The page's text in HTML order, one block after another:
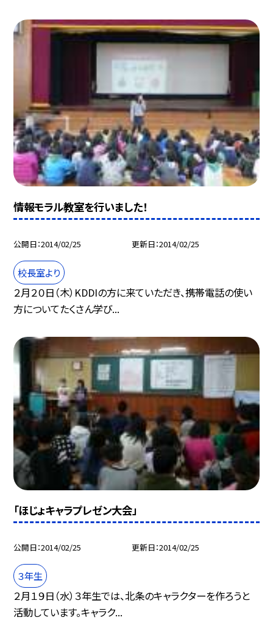
情報モラル教室を行いました！
公開日 2014/02/25 更新日 2014/02/25
校長室より
２月２０日（木）KDDIの方に来ていただき、携帯電話の使い
方についてたくさん学び...
「ほじょキャラプレゼン大会」
公開日 2014/02/25 更新日 2014/02/25
３年生
２月１９日（水）３年生では、北条のキャラクターを作ろうと
活動しています。キャラク...